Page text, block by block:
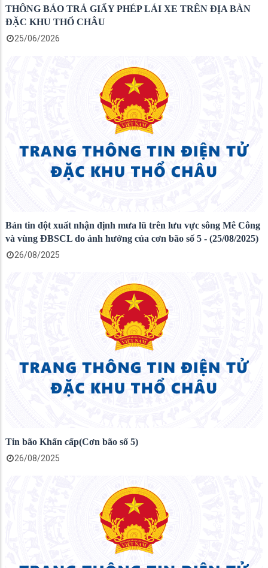
THÔNG BÁO TRẢ GIẤY PHÉP LÁI XE TRÊN ĐỊA BÀN
ĐẶC KHU THỔ CHÂU
25/06/2026
Bản tin đột xuất nhận định mưa lũ trên lưu vực sông Mê Công
và vùng ĐBSCL do ảnh hưởng của cơn bão số 5 - (25/08/2025)
26/08/2025
Tin bão Khẩn cấp(Cơn bão số 5)
26/08/2025